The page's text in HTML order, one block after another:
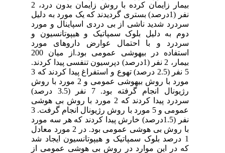
بیمار زایمان کرده با روش زایمان بدون درد، 2
نفر (1درصد) بستری گردیدند که یک مورد به دلیل
سردرد شدید ناشی از بی دردی اسپاینال و مورد
دوم به دلیل بلوک سمپاتیک و هیپوتانسیون و
سردرد و با احتمال عوارض داروهای مورد
استفاده در بیهوشی عمومی بود.از میان 200
بیمار، 2 نفر (1درصد) دپرسیون تنفسی پیدا کردند.
5 نفر (2.5 درصد) تهوع و استفراغ پیدا کردند که 3
مورد با روش بیهوشی عمومی و 2 مورد با روش
رژیونال انجام گرفته بود. 7 نفر (3.5 درصد)
سردرد پیدا کردند که 2 مورد با روش بی هوشی
عمومی و 5 مورد با روش رژیونال انجام گرفت. 3
نفر (1.5درصد) خارش پیدا کردند که هر سه مورد
با روش بی هوشی عمومی بود. در 2 مورد معادل
1 درصد بلوک سمپاتیک و هیپوتانسیون ایجاد شد
که در این موارد در روش بی هوشی عمومی از